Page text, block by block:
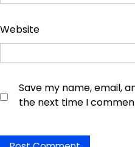
Website
Save my name, email,
the next time I